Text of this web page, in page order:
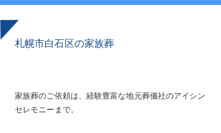
札幌市白石区の家族葬
家族葬のご依頼は、経験豊富な地元葬儀社のアイシン
セレモニーまで。